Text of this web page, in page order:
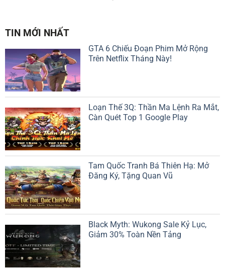
TIN MỚI NHẤT
GTA 6 Chiếu Đoạn Phim Mở Rộng
Trên Netflix Tháng Này!
Loạn Thế 3Q: Thần Ma Lệnh Ra Mắt,
Càn Quét Top 1 Google Play
Tam Quốc Tranh Bá Thiên Hạ: Mở
Đăng Ký, Tặng Quan Vũ
Black Myth: Wukong Sale Kỷ Lục,
Giảm 30% Toàn Nền Tảng